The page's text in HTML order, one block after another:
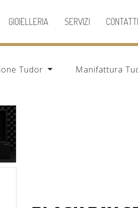
GIOIELLERIA SERVIZI CONTATTI
Tudor Manifattura